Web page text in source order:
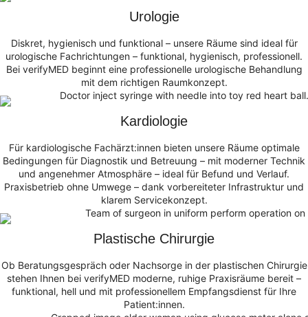
Urologie
Diskret, hygienisch und funktional – unsere Räume sind ideal für
urologische Fachrichtungen – funktional, hygienisch, professionell.
Bei verifyMED beginnt eine professionelle urologische Behandlung
mit dem richtigen Raumkonzept.
Kardiologie
Für kardiologische Fachärzt:innen bieten unsere Räume optimale
Bedingungen für Diagnostik und Betreuung – mit moderner Technik
und angenehmer Atmosphäre – ideal für Befund und Verlauf.
Praxisbetrieb ohne Umwege – dank vorbereiteter Infrastruktur und
klarem Servicekonzept.
Plastische Chirurgie
Ob Beratungsgespräch oder Nachsorge in der plastischen Chirurgie
stehen Ihnen bei verifyMED moderne, ruhige Praxisräume bereit –
funktional, hell und mit professionellem Empfangsdienst für Ihre
Patient:innen.